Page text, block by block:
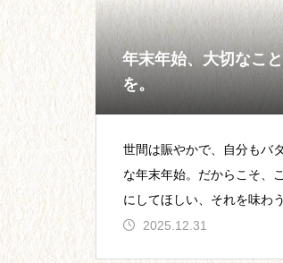
年末年始、大切なこ
を。
世間は賑やかで、自分もバ
な年末年始。だからこそ、
にしてほしい、それを味わ
らいたいと思ったことがあ
2025.12.31